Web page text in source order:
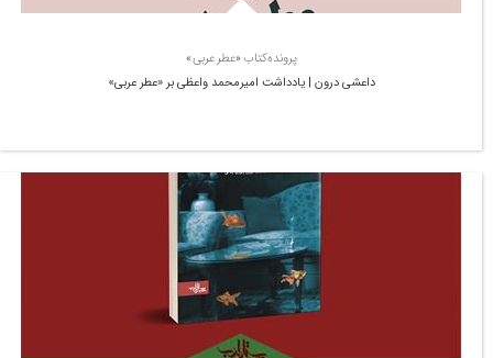
پرونده‌کتاب «عطر عربی»
داعشی درون | یادداشت امیرمحمد واعظی بر «عطر عربی»